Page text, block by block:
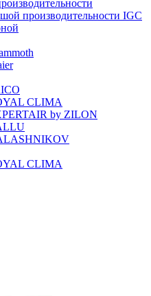
производительности IGC
CLIMA
by ZILON
CLIMA